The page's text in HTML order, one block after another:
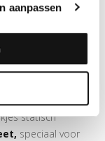
aanpassen
statisch
speciaal voor